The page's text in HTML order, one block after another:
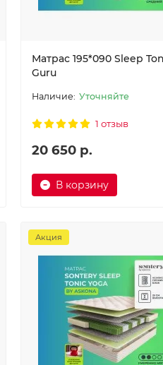
Матрас 195*090 Sleep
Guru
Уточняйте
1 отзыв
20 650 р.
В корзину
Акция